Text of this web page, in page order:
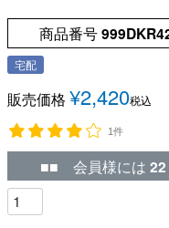
商品番号
宅配
販売価格 ¥2,420税込
1件
■■ 会員様には 22